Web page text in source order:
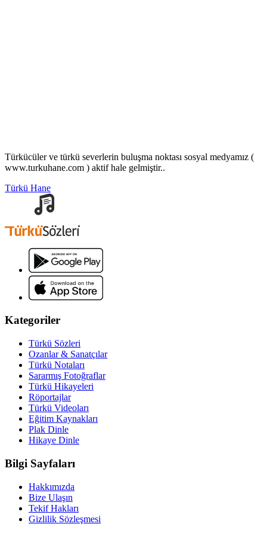
Türkücüler ve türkü severlerin buluşma noktası sosyal medyamız (
www.turkuhane.com ) aktif hale gelmiştir..
Türkü Hane
Kategoriler
Türkü Sözleri
Ozanlar & Sanatçılar
Türkü Notaları
Sararmış Fotoğraflar
Türkü Hikayeleri
Röportajlar
Türkü Videoları
Eğitim Kaynakları
Plak Dinle
Hikaye Dinle
Bilgi Sayfaları
Hakkımızda
Bize Ulaşın
Tekif Hakları
Gizlilik Sözleşmesi